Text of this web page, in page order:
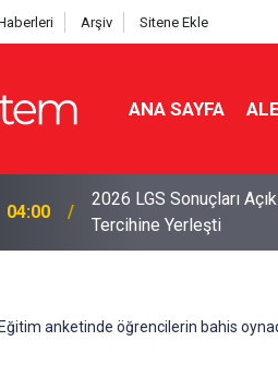
Arşiv Sitene Ekle
ANA SAYFA
04:00
2026 LGS Sonuçları
Tercihine Yerleşti
Eğitim anketinde öğrencilerin bahis